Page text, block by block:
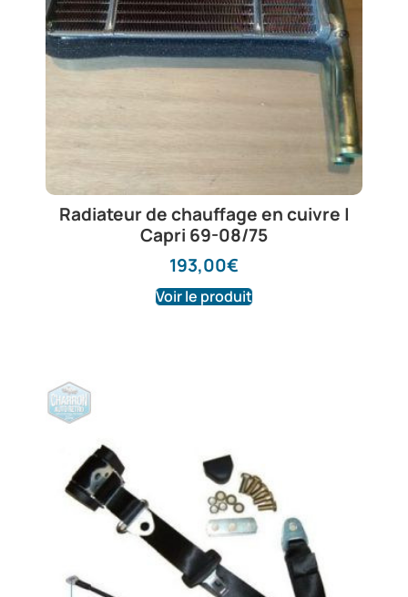
Radiateur de chauffage en cuivre |
Capri 69-08/75
193,00€
Voir le produit